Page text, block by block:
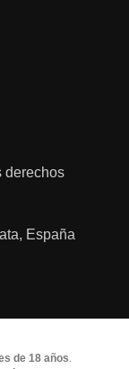
derechos
España
de 18 años.